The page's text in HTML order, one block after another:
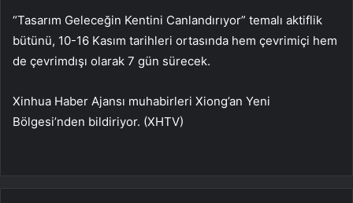
“Tasarım Geleceğin Kentini Canlandırıyor” temalı aktiflik
bütünü, 10-16 Kasım tarihleri ortasında hem çevrimiçi hem
de çevrimdışı olarak 7 gün sürecek.
Xinhua Haber Ajansı muhabirleri Xiong’an Yeni
Bölgesi’nden bildiriyor. (XHTV)